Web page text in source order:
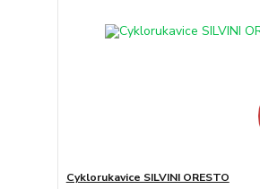
Cyklorukavice SILVINI ORESTO